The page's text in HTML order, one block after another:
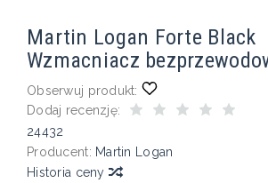
Martin Logan Forte Black
Wzmacniacz
Obserwuj produkt:
Dodaj recenzję:
24432
Producent: Martin Logan
Historia ceny